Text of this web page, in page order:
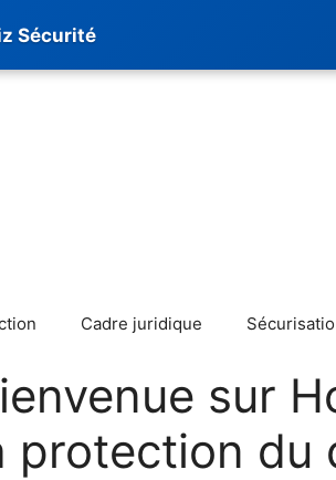
Sécurité
Cadre juridique
sur
protection du